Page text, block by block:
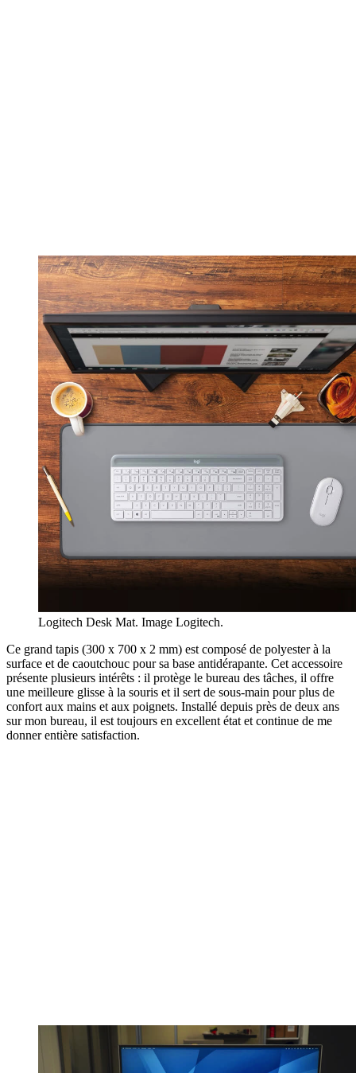
Logitech Desk Mat. Image Logitech.
Ce grand tapis (300 x 700 x 2 mm) est composé de polyester à la
surface et de caoutchouc pour sa base antidérapante. Cet accessoire
présente plusieurs intérêts : il protège le bureau des tâches, il offre
une meilleure glisse à la souris et il sert de sous-main pour plus de
confort aux mains et aux poignets. Installé depuis près de deux ans
sur mon bureau, il est toujours en excellent état et continue de me
donner entière satisfaction.